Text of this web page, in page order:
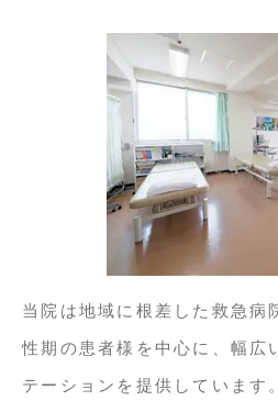
当院は地域に根差した救急病
性期の患者様を中心に、幅広
テーションを提供しています。